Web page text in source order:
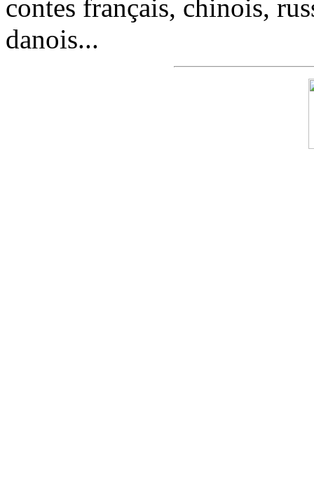
contes français, chinois,
danois...